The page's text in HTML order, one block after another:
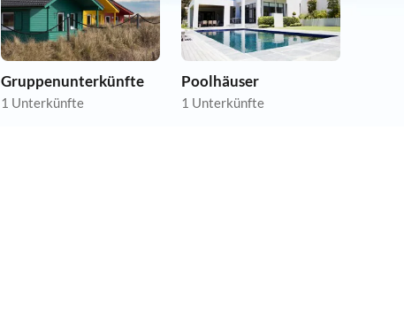
Gruppenunterkünfte
1 Unterkünfte
Poolhäuser
1 Unterkünfte